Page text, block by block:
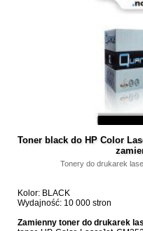
Toner black do HP Color
Tonery do drukarek
Kolor: BLACK
Wydajność: 10 000 stron
Zamienny toner do drukarek